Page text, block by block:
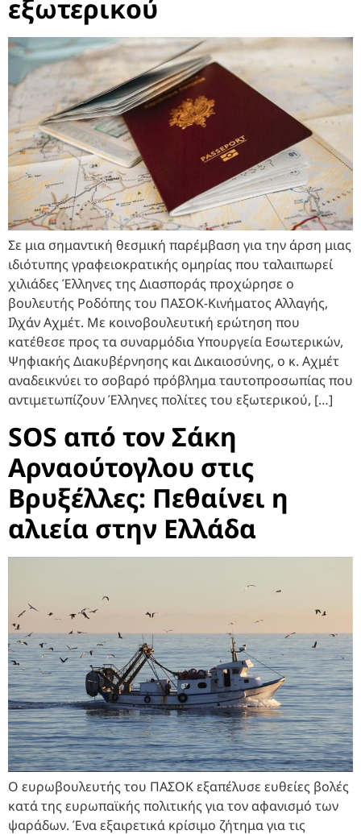
εξωτερικού
Σε μια σημαντική θεσμική παρέμβαση για την άρση μιας
ιδιότυπης γραφειοκρατικής ομηρίας που ταλαιπωρεί
χιλιάδες Έλληνες της Διασποράς προχώρησε ο
βουλευτής Ροδόπης του ΠΑΣΟΚ-Κινήματος Αλλαγής,
Ιλχάν Αχμέτ. Με κοινοβουλευτική ερώτηση που
κατέθεσε προς τα συναρμόδια Υπουργεία Εσωτερικών,
Ψηφιακής Διακυβέρνησης και Δικαιοσύνης, ο κ. Αχμέτ
αναδεικνύει το σοβαρό πρόβλημα ταυτοπροσωπίας που
αντιμετωπίζουν Έλληνες πολίτες του εξωτερικού, […]
SOS από τον Σάκη
Αρναούτογλου στις
Βρυξέλλες: Πεθαίνει η
αλιεία στην Ελλάδα
Ο ευρωβουλευτής του ΠΑΣΟΚ εξαπέλυσε ευθείες βολές
κατά της ευρωπαϊκής πολιτικής για τον αφανισμό των
ψαράδων. Ένα εξαιρετικά κρίσιμο ζήτημα για τις